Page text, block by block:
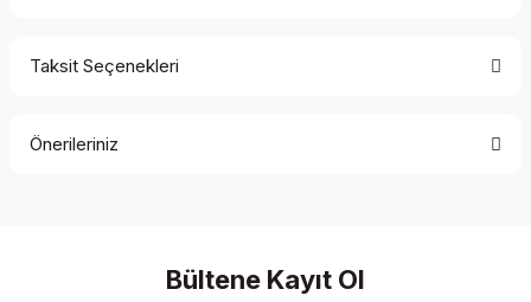
Taksit Seçenekleri
Önerileriniz
Görüş ve önerileriniz için teşekkür ederiz.
Bültene Kayıt Ol